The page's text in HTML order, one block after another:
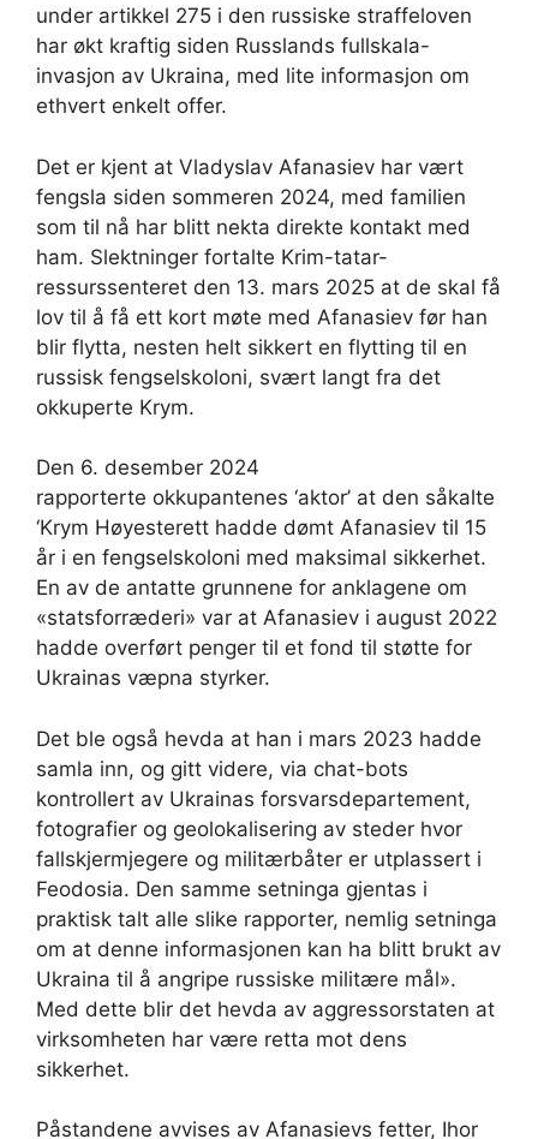
under artikkel 275 i den russiske straffeloven
har økt kraftig siden Russlands fullskala-
invasjon av Ukraina, med lite informasjon om
ethvert enkelt offer.
Det er kjent at Vladyslav Afanasiev har vært
fengsla siden sommeren 2024, med familien
som til nå har blitt nekta direkte kontakt med
ham. Slektninger fortalte Krim-tatar-
ressurssenteret den 13. mars 2025 at de skal få
lov til å få ett kort møte med Afanasiev før han
blir flytta, nesten helt sikkert en flytting til en
russisk fengselskoloni, svært langt fra det
okkuperte Krym.
Den 6. desember 2024
rapporterte okkupantenes ‘aktor’ at den såkalte
‘Krym Høyesterett hadde dømt Afanasiev til 15
år i en fengselskoloni med maksimal sikkerhet.
En av de antatte grunnene for anklagene om
«statsforræderi» var at Afanasiev i august 2022
hadde overført penger til et fond til støtte for
Ukrainas væpna styrker.
Det ble også hevda at han i mars 2023 hadde
samla inn, og gitt videre, via chat-bots
kontrollert av Ukrainas forsvarsdepartement,
fotografier og geolokalisering av steder hvor
fallskjermjegere og militærbåter er utplassert i
Feodosia. Den samme setninga gjentas i
praktisk talt alle slike rapporter, nemlig setninga
om at denne informasjonen kan ha blitt brukt av
Ukraina til å angripe russiske militære mål».
Med dette blir det hevda av aggressorstaten at
virksomheten har være retta mot dens
sikkerhet.
Påstandene avvises av Afanasievs fetter, Ihor